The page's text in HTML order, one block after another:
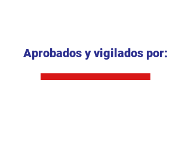
Aprobados y vigilados por: